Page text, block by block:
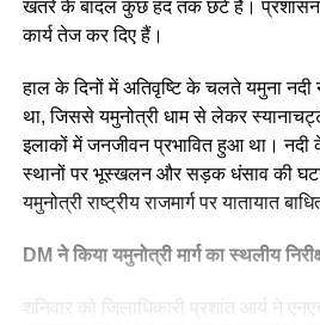
खतरे के बादल कुछ हद तक छंटे हैं। प्रशासन
कार्य तेज कर दिए हैं।
हाल के दिनों में अतिवृष्टि के चलते यमुना नदी
था, जिससे यमुनोत्री धाम से लेकर
इलाकों में जनजीवन प्रभावित हुआ था।
स्थानों पर भूस्खलन और सड़क धंसाव की
यमुनोत्री राष्ट्रीय राजमार्ग पर यातायात
DM ने किया यमुनोत्री मार्ग का स्थलीय